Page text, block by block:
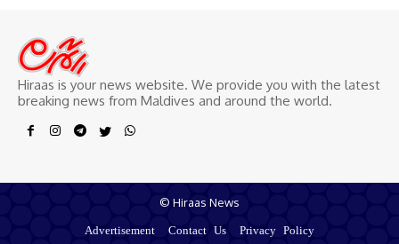
Hiraas is your news website. We provide you with the latest
breaking news from Maldives and around the world.
© Hiraas News
Advertisement Contact Us Privacy Policy